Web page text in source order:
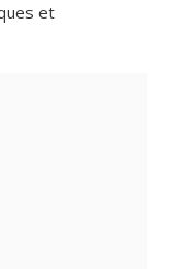
et